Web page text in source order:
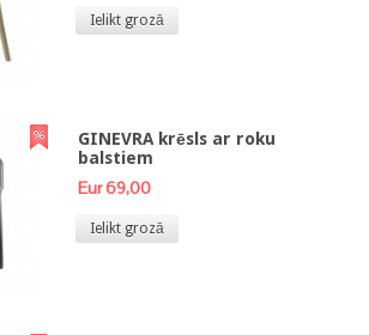
Ielikt grozā
GINEVRA krēsls ar roku
balstiem
Eur 69,00
Ielikt grozā